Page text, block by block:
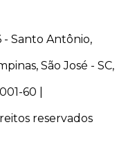
- Santo Antônio,
São José - SC,
60 |
reservados